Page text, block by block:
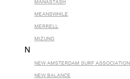
MANASTASH
MEANSWHILE
MERRELL
MIZUNO
N
NEW AMSTERDAM SURF ASSOCIATION
NEW BALANCE